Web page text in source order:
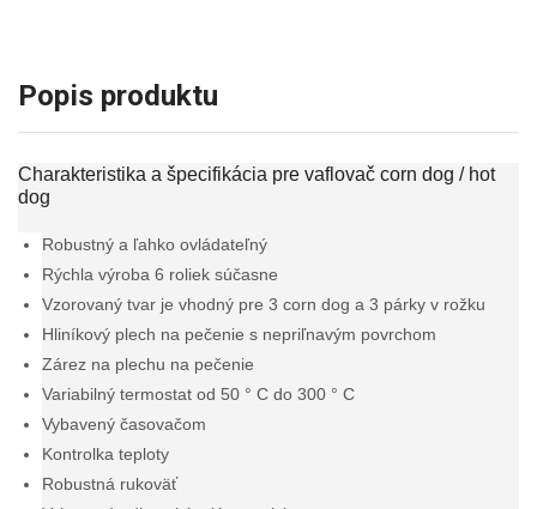
Popis produktu
Charakteristika a špecifikácia pre vaflovač corn dog / hot
dog
Robustný a ľahko ovládateľný
Rýchla výroba 6 roliek súčasne
Vzorovaný tvar je vhodný pre 3 corn dog a 3 párky v rožku
Hliníkový plech na pečenie s nepriľnavým povrchom
Zárez na plechu na pečenie
Variabilný termostat od 50 ° C do 300 ° C
Vybavený časovačom
Kontrolka teploty
Robustná rukoväť